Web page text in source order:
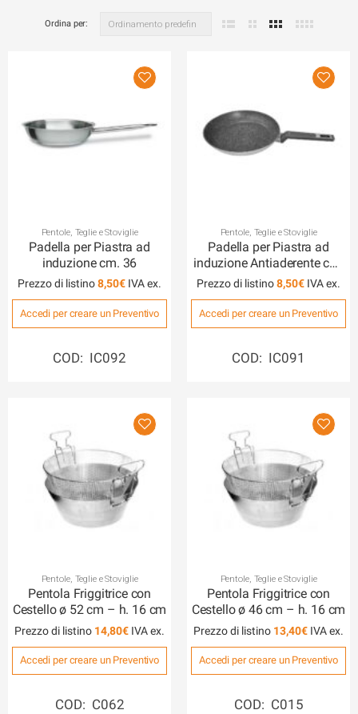
Ordina per:
Pentole, Teglie e Stoviglie
Padella per Piastra ad
induzione cm. 36
Prezzo di listino8,50€
Accedi per creare un Preventivo
COD: IC092
Pentole, Teglie e Stoviglie
Padella per Piastra ad
induzione Antiaderente cm.
30
Prezzo di listino8,50€
Accedi per creare un Preventivo
COD: IC091
Pentole, Teglie e Stoviglie
Pentola Friggitrice con
Cestello ø 52 cm – h. 16 cm
Prezzo di listino 14,80€
Accedi per creare un Preventivo
COD: C062
Pentole, Teglie e Stoviglie
Pentola Friggitrice con
Cestello ø 46 cm – h. 16 cm
Prezzo di listino 13,40€
Accedi per creare un Preventivo
COD: C015